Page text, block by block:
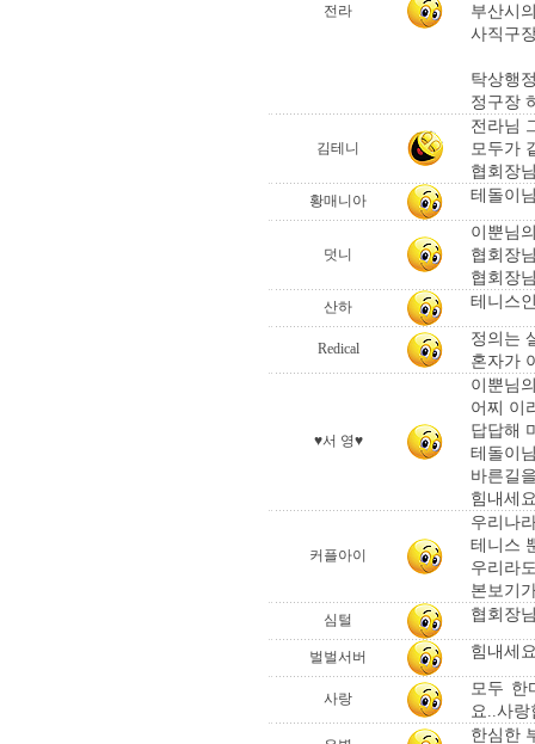
전라
부산시
사직구
탁상행
정구장
김테니
전라님
모두가
협회장
황매니아 테돌이
덧니
이뿐님
협회장
협회장
산하 테니스
Redical
정의는
혼자가
♥서 영♥
이뿐님
어찌 이
답답해
테돌이
바른길
힘내세
커플아이
우리나
테니스
우리라
본보기
심털 협회장
벌벌서버 힘내세
사랑
모두 한
요..사
한심한